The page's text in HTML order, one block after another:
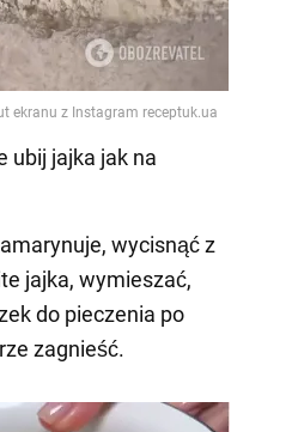
ubij jajka jak na
wycisnąć z
jajka, wymieszać,
do pieczenia po
zagnieść.